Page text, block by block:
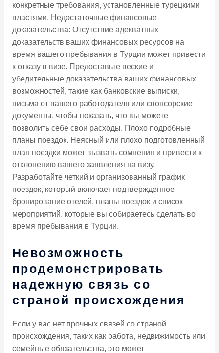
конкретные требования, установленные турецкими
властями. Недостаточные финансовые
доказательства: Отсутствие адекватных
доказательств ваших финансовых ресурсов на
время вашего пребывания в Турции может привести
к отказу в визе. Предоставьте веские и
убедительные доказательства ваших финансовых
возможностей, такие как банковские выписки,
письма от вашего работодателя или спонсорские
документы, чтобы показать, что вы можете
позволить себе свои расходы. Плохо подробные
планы поездок. Неясный или плохо подготовленный
план поездки может вызвать сомнения и привести к
отклонению вашего заявления на визу.
Разработайте четкий и организованный график
поездок, который включает подтвержденное
бронирование отелей, планы поездок и список
мероприятий, которые вы собираетесь сделать во
время пребывания в Турции.
Невозможность
продемонстрировать
надежную связь со
страной происхождения
Если у вас нет прочных связей со страной
происхождения, таких как работа, недвижимость или
семейные обязательства, это может